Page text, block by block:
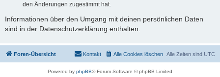
den Änderungen zugestimmt hat.
Informationen über den Umgang mit deinen persönlichen Daten
sind in der Datenschutzerklärung enthalten.
Foren-Übersicht Alle Zeiten sind UTC
Alle Cookies löschen
Kontakt
Powered by phpBB® Forum Software © phpBB Limited